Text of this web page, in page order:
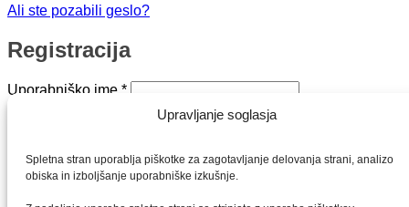
Upravljanje soglasja
Spletna stran uporablja piškotke za zagotavljanje delovanja strani, analizo
obiska in izboljšanje uporabniške izkušnje.
Ali ste pozabili geslo?
Registracija
Uporabniško ime *Zahtevano
Zahtevano
Geslo*Zahtevano